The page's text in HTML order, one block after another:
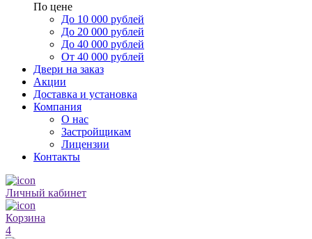
По цене
До 10 000 рублей
До 20 000 рублей
До 40 000 рублей
От 40 000 рублей
Двери на заказ
Акции
Доставка и установка
Компания
О нас
Застройщикам
Лицензии
Контакты
Личный кабинет
Корзина
4